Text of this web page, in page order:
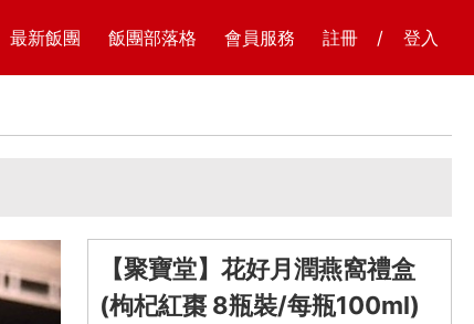
最新飯團 飯團部落格 會員服務 註冊 / 登入
【聚寶堂】花好月潤燕窩禮盒
(枸杞紅棗 8瓶裝/每瓶100ml)